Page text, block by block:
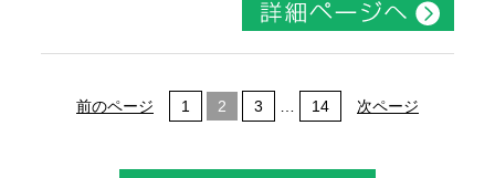
前のページ 1 2 3 14 次ページ